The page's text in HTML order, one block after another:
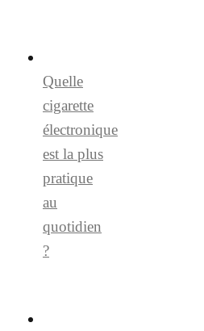
Quelle
cigarette
électronique
est la plus
pratique
au
quotidien
?